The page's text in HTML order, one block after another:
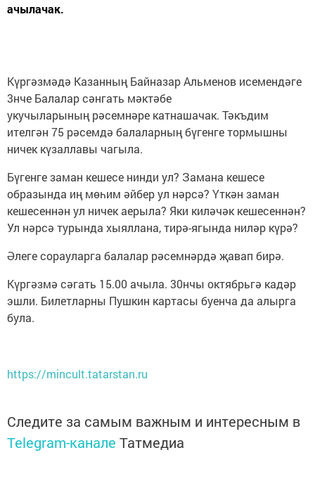
ачылачак.
Күргәзмәдә Казанның Байназар Альменов исемендәге
3нче Балалар сәнгать мәктәбе
укучыларының рәсемнәре катнашачак. Тәкъдим
ителгән 75 рәсемдә балаларның бүгенге тормышны
ничек күзаллавы чагыла.
Бүгенге заман кешесе нинди ул? Замана кешесе
образында иң мөһим әйбер ул нәрсә? Үткән заман
кешесеннән ул ничек аерыла? Яки киләчәк кешесеннән?
Ул нәрсә турында хыяллана, тирә-ягында ниләр күрә?
Әлеге сорауларга балалар рәсемнәрдә җавап бирә.
Күргәзмә сәгать 15.00 ачыла. 30нчы октябрьгә кадәр
эшли. Билетларны Пушкин картасы буенча да алырга
була.
https://mincult.tatarstan.ru
Следите за самым важным и интересным в
Telegram-канале Татмедиа